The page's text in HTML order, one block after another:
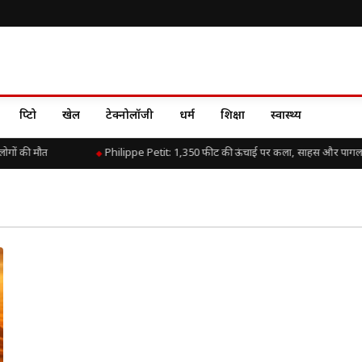
क्रिप्टो खेल टेक्नोलॉजी धर्म शिक्षा स्वास्थ्य
की मौत Philippe Petit: 1,350 फीट की ऊंचाई पर कला, साहस और